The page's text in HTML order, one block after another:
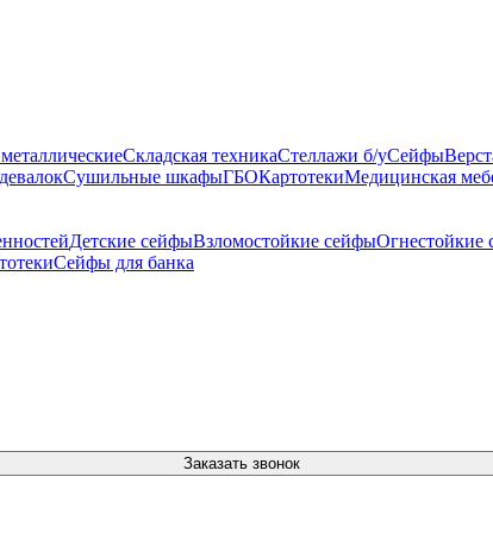
Складская техникаСтеллажи б/уСейфы
Сушильные шкафыГБОКартотекиМедицинская
Детские сейфыВзломостойкие сейфыОгнестойкие
Сейфы для банка
Заказать звонок